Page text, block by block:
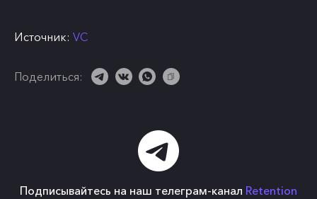
Источник: VC
Поделиться:
Подписывайтесь на наш телеграм-канал Retention